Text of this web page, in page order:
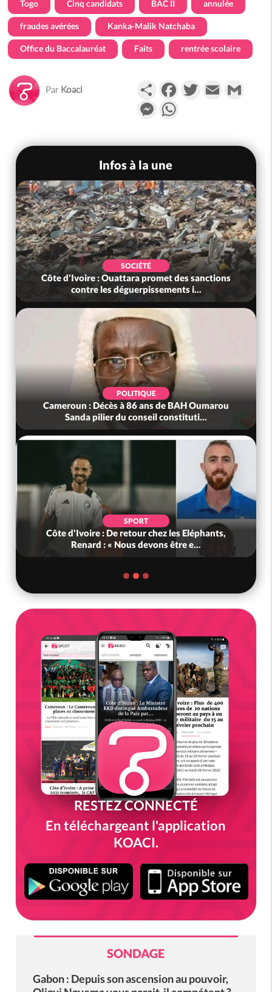
Togo Cinq candidats BAC II annulée
fraudes avérées Kanka-Malik Natchaba
Office du Baccalauréat Faits rentrée scolaire
Par Koaci PartagerFacebookTwitterEmail
Messenger
Infos à la une
SOCIÉTÉ
Côte d'Ivoire : Ouattara promet des sanctions
contre les déguerpissements i...
POLITIQUE
Cameroun : Décès à 86 ans de BAH Oumarou
Sanda pilier du conseil constituti...
SPORT
Côte d'Ivoire : De retour chez les Eléphants,
Renard : « Nous devons être e...
RESTEZ CONNECTÉ
En téléchargeant l'application
KOACI.
SONDAGE
Gabon : Depuis son ascension au pouvoir,